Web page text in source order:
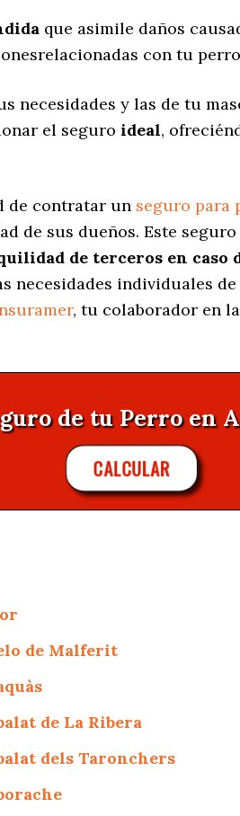
que asimile daños
con tu
necesidades y las de tu
el seguro ideal,
de contratar un seguro para
de sus dueños. Este
de terceros en caso
necesidades individuales
, tu colaborador en
de tu Perro en
CALCULAR
de Malferit
de La Ribera
dels Taronchers